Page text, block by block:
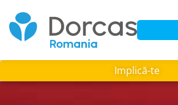
Implică-te